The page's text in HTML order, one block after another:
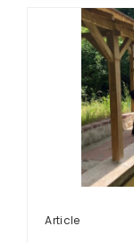
Article